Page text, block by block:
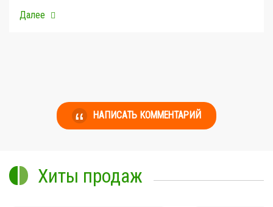
Далее
НАПИСАТЬ КОММЕНТАРИЙ
Хиты продаж